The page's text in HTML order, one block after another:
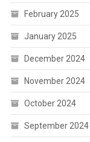
February 2025
January 2025
December 2024
November 2024
October 2024
September 2024